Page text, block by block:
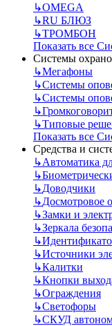
↳OMEGA
↳RU БЛЮЗ
↳ТРОМБОН
Показать все
Системы
↳Мегафоны
↳Системы
↳Системы
↳
↳Типовые
Показать все
Средства и
↳Автоматика
↳
↳Доводчики
↳Досмотровое
↳Замки и
↳Зеркала
↳
↳Источники
↳Калитки
↳Кнопки
↳Ограждения
↳Светофоры
↳СКУД